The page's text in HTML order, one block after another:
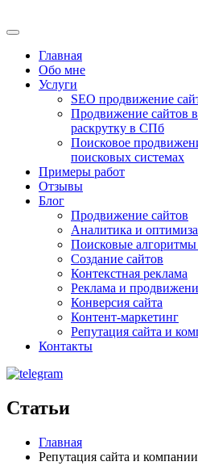
Главная
Обо мне
Услуги
SEO продвижение
Продвижение сайтов в
раскрутку в СПб
Поисковое
поисковых системах
Примеры работ
Отзывы
Блог
Продвижение сайтов
Аналитика и
Поисковые
Создание сайтов
Контекстная реклама
Реклама и
Конверсия сайта
Контент-маркетинг
Репутация сайта и
Контакты
Статьи
Главная
Репутация сайта и компании